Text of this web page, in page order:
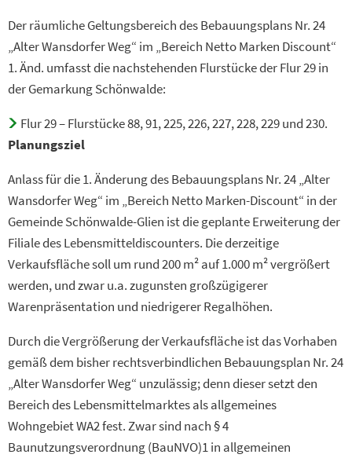
Der räumliche Geltungsbereich des Bebauungsplans Nr. 24
„Alter Wansdorfer Weg“ im „Bereich Netto Marken Discount“
1. Änd. umfasst die nachstehenden Flurstücke der Flur 29 in
der Gemarkung Schönwalde:
Flur 29 – Flurstücke 88, 91, 225, 226, 227, 228, 229 und 230.
Planungsziel
Anlass für die 1. Änderung des Bebauungsplans Nr. 24 „Alter
Wansdorfer Weg“ im „Bereich Netto Marken-Discount“ in der
Gemeinde Schönwalde-Glien ist die geplante Erweiterung der
Filiale des Lebensmitteldiscounters. Die derzeitige
Verkaufsfläche soll um rund 200 m² auf 1.000 m² vergrößert
werden, und zwar u.a. zugunsten großzügigerer
Warenpräsentation und niedrigerer Regalhöhen.
Durch die Vergrößerung der Verkaufsfläche ist das Vorhaben
gemäß dem bisher rechtsverbindlichen Bebauungsplan Nr. 24
„Alter Wansdorfer Weg“ unzulässig; denn dieser setzt den
Bereich des Lebensmittelmarktes als allgemeines
Wohngebiet WA2 fest. Zwar sind nach § 4
Baunutzungsverordnung (BauNVO)1 in allgemeinen